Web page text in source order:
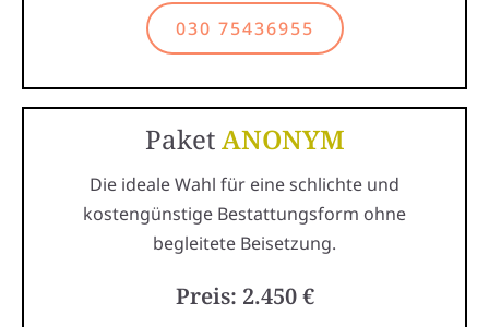
030 75436955
PaketANONYM
Die ideale Wahl für eine schlichte und
kostengünstige Bestattungsform ohne
begleitete Beisetzung.
Preis: 2.450 €